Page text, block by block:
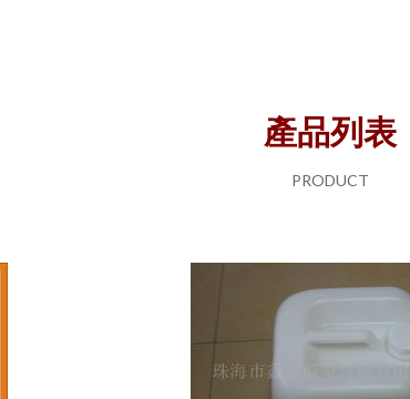
產品列表
PRODUCT